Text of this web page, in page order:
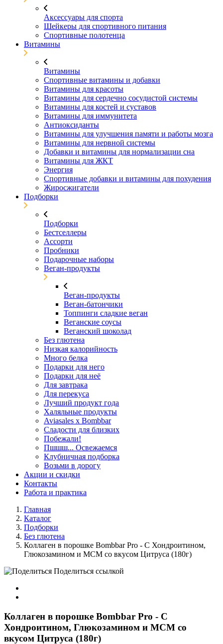
Аксессуары для спорта
Шейкеры для спортивного питания
Спортивные полотенца
Витамины
Витамины
Спортивные витамины и добавки
Витамины для красоты
Витамины для сердечно сосудистой системы
Витамины для костей и суставов
Витамины для иммунитета
Антиоксиданты
Витамины для улучшения памяти и работы мозга
Витамины для нервной системы
Добавки и витамины для нормализации сна
Витамины для ЖКТ
Энергия
Спортивные добавки и витамины для похудения
Жиросжигатели
Подборки
Подборки
Бестселлеры
Ассорти
Пробники
Подарочные наборы
Веган-продукты
Веган-продукты
Веган-батончики
Топпинги сладкие веган
Веганские соусы
Веганский шоколад
Без глютена
Низкая калорийность
Много белка
Подарки для него
Подарки для неё
Для завтрака
Для перекуса
Лучший продукт года
Халяльные продукты
Aviasales x Bombbar
Сладости для близких
Побежали!
Пшшш... Освежаемся
Клубничная подборка
Возьми в дорогу
Акции и скидки
Контакты
Работа и практика
Главная
Каталог
Подборки
Без глютена
Коллаген в порошке Bombbar Pro - С Хондроитином,
Глюкозамином и МСМ со вкусом Цитруса (180г)
Поделиться ссылкой
Коллаген в порошке Bombbar Pro - С
Хондроитином, Глюкозамином и МСМ со
вкусом Цитруса (180г)